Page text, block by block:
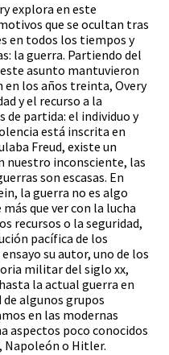
explora en este
que se ocultan tras
en todos los tiempos y
la guerra. Partiendo del
asunto mantuvieron
en los años treinta, Overy
y el recurso a la
de partida: el individuo y
está inscrita en
Freud, existe un
nuestro inconsciente, las
son escasas. En
la guerra no es algo
que ver con la lucha
recursos o la seguridad,
pacífica de los
su autor, uno de los
militar del siglo xx,
la actual guerra en
algunos grupos
en las modernas
aspectos poco conocidos
Napoleón o Hitler.